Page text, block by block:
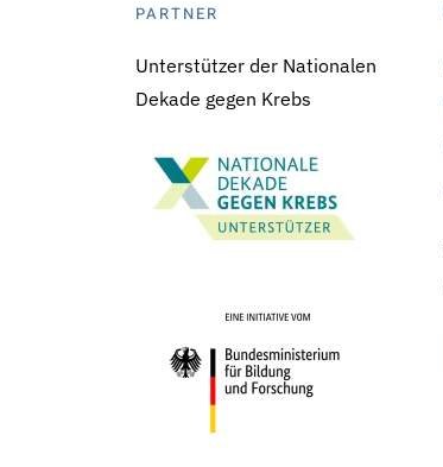
PARTNER
Unterstützer der Nationalen
Dekade gegen Krebs